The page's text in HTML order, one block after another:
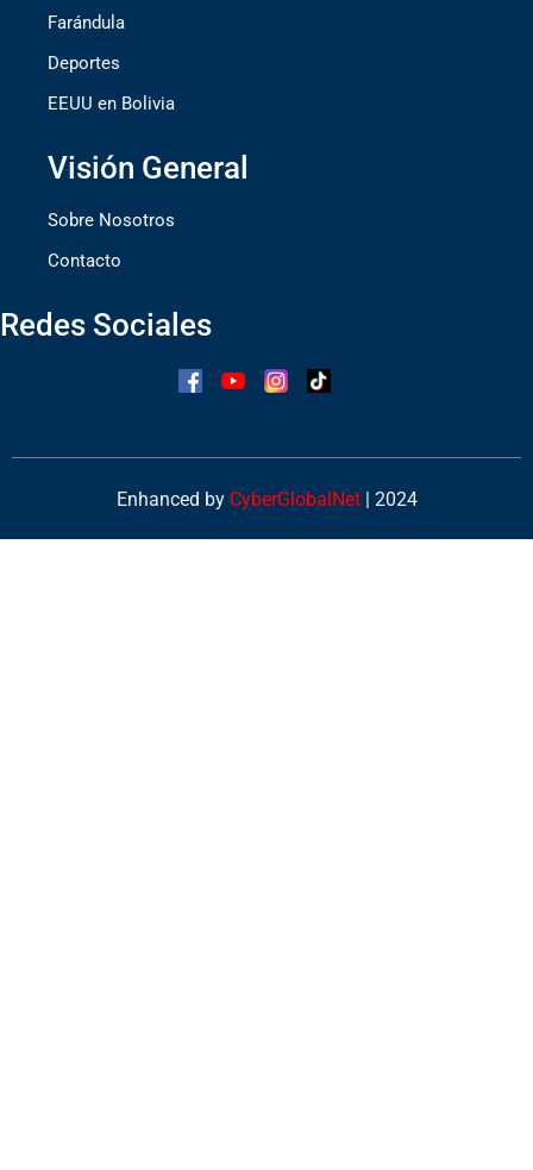
Farándula
Deportes
EEUU en Bolivia
Visión General
Sobre Nosotros
Contacto
Redes Sociales
Enhanced by CyberGlobalNet| 2024